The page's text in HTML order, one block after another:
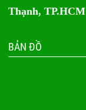
Thạnh, TP.HCM
BẢN ĐỒ